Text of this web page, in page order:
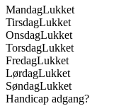
MandagLukket
TirsdagLukket
OnsdagLukket
TorsdagLukket
FredagLukket
LørdagLukket
SøndagLukket
Handicap adgang?